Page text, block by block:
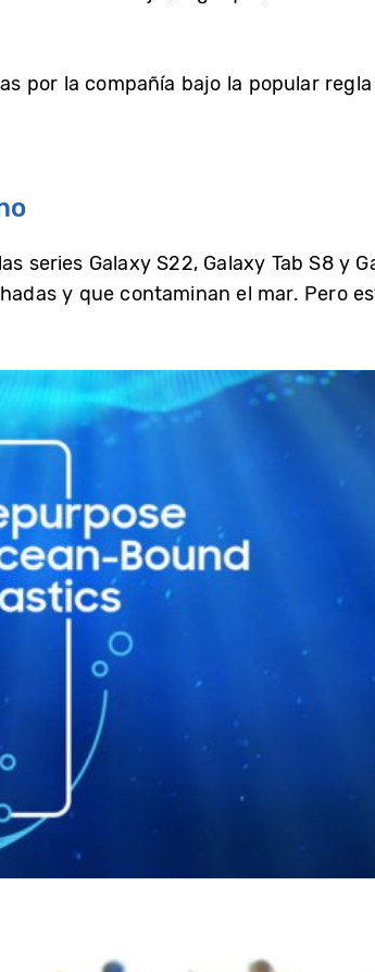
por la compañía bajo la popular
series Galaxy S22, Galaxy Tab S8 y
y que contaminan el mar. Pero